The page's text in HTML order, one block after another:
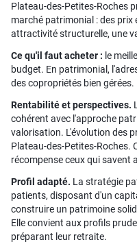
Plateau-des-Petites-Roches
marché patrimonial : des prix
attractivité structurelle, une
Ce qu'il faut acheter : le
budget. En patrimonial,
des copropriétés bien gérées.
Rentabilité et perspectives.
cohérent avec l'approche
valorisation. L'évolution des
Plateau-des-Petites-Roches.
récompense ceux qui savent
Profil adapté. La stratégie
patients, disposant d'un
construire un patrimoine
Elle convient aux profils
préparant leur retraite.